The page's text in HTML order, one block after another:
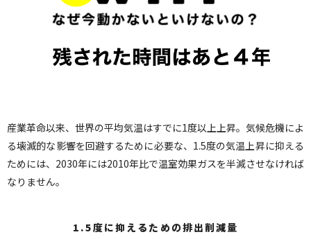
産業革命以来、世界の平均気温はすでに1度以上上昇。気候危機によ
る壊滅的な影響を回避するために必要な、1.5度の気温上昇に抑える
ためには、2030年には2010年比で温室効果ガスを半減させなければ
なりません。
1.5度に抑えるための排出削減量